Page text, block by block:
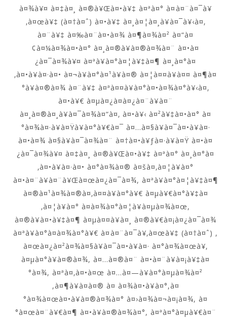
à¤¾à¥¤ à¤‡à¤¸ à¤®à¥Œà¤•à¥‡ à¤ªà¤° à¤à¤¨à¤¯à¥
‚à¤œà¥‡ (à¤†à¤ˆ) à¤•à¥‡ à¤¸à¤¦à¤¸à¥à¤¯à¥‹à¤‚
à¤¨à¥‡ à¤‰à¤¨à¤•à¤¾ à¤¶à¤¾à¤² à¤“à¤
¢à¤¼à¤¾à¤•à¤° à¤¸à¤®à¥à¤®à¤¾à¤¨ à¤•à¤
¿à¤¯à¤¾à¥¤ à¤ªà¥à¤°à¤¦à¥‡à¤¶ à¤¸à¤°à¤
‚à¤•à¥à¤·à¤• à¤¬à¥à¤°à¤¹à¥à¤® à¤¦à¤¤à¥à¤¤ à¤¶à¤
°à¥à¤®à¤¾ à¤¨à¥‡ à¤ªà¤¤à¥à¤°à¤•à¤¾à¤°à¥‹à¤‚
à¤•à¥€ à¤µà¤¿à¤­à¤¿à¤¨à¥à¤¨
à¤¸à¤®à¤¸à¥à¤¯à¤¾à¤“à¤‚ à¤•à¥‹ à¤²à¥‡à¤•à¤° à¤
°à¤¾à¤·à¥à¤Ÿà¥à¤°à¥€à¤¯ à¤…à¤§à¥à¤¯à¤•à¥à¤·
à¤•à¤¾ à¤§à¥à¤¯à¤¾à¤¨ à¤†à¤•à¥ƒà¤·à¥à¤Ÿ à¤•à¤
¿à¤¯à¤¾à¥¤ à¤‡à¤¸ à¤®à¥Œà¤•à¥‡ à¤ªà¤° à¤¸à¤°à¤
‚à¤•à¥à¤·à¤• à¤°à¤¾à¤® à¤šà¤‚à¤¦à¥à¤°
à¤•à¤¨à¥à¤¨à¥Œà¤œà¤¿à¤¯à¤¾, à¤ªà¥à¤°à¤¦à¥‡à¤¶
à¤®à¤¹à¤¾à¤®à¤‚à¤¤à¥à¤°à¥€ à¤µà¥€à¤°à¥‡à¤
‚à¤¦à¥à¤° à¤­à¤¾à¤°à¤¦à¥à¤µà¤¾à¤œ,
à¤®à¥à¤•à¥‡à¤¶ à¤µà¤¤à¥à¤¸ à¤®à¥€à¤¡à¤¿à¤¯à¤¾
à¤ªà¥à¤°à¤­à¤¾à¤°à¥€ à¤à¤¨à¤¯à¥‚à¤œà¥‡ (à¤†à¤ˆ) ,
à¤œà¤¿à¤²à¤¾à¤§à¥à¤¯à¤•à¥à¤· à¤°à¤¾à¤œà¥‚
à¤µà¤°à¥à¤®à¤¾, à¤…à¤®à¤¨ à¤•à¤¨à¥à¤¡à¥‡à¤
°à¤¾, à¤ªà¤‚à¤•à¤œ à¤…à¤—à¥à¤°à¤µà¤¾à¤²
,à¤¶à¥à¤­à¤® à¤ à¤¾à¤•à¥à¤°,à¤
°à¤¾à¤œà¤•à¥à¤®à¤¾à¤° à¤›à¤¾à¤¬à¤¡à¤¾, à¤
°à¤œà¤¨à¥€à¤¶ à¤•à¥à¤®à¤¾à¤°, à¤ªà¤°à¤µà¥€à¤¨